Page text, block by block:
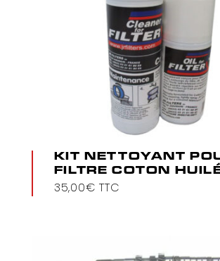
KIT NETTOYANT
FILTRE COTON
35,00€ TTC